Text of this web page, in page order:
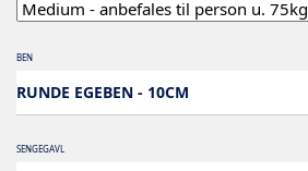
BEN
RUNDE EGEBEN - 10CM
SENGEGAVL